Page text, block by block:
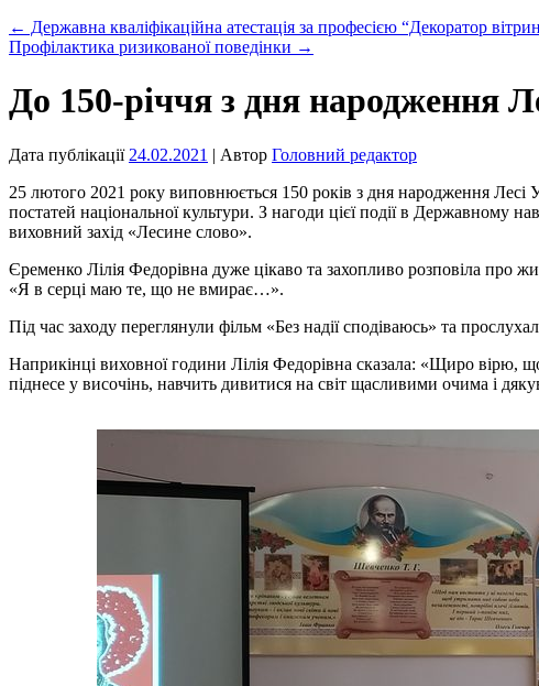
← Державна кваліфікаційна атестація за професією “Декоратор
Профілактика ризикованої поведінки →
До 150-річчя з дня народження
Дата публікації 24.02.2021 | Автор Головний редактор
25 лютого 2021 року виповнюється 150 років з дня народження Лесі
постатей національної культури. З нагоди цієї події в Державному
виховний захід «Лесине слово».
Єременко Лілія Федорівна дуже цікаво та захопливо розповіла про
«Я в серці маю те, що не вмирає…».
Під час заходу переглянули фільм «Без надії сподіваюсь» та
Наприкінці виховної години Лілія Федорівна сказала: «Щиро
піднесе у височінь, навчить дивитися на світ щасливими очима і